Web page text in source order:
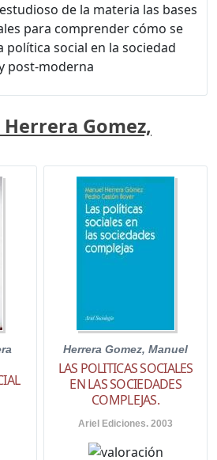
de la materia las bases
para comprender cómo se
social en la sociedad
post-moderna
Herrera Gomez,
Herrera Gomez, Manuel
LAS POLITICAS SOCIALES
EN LAS SOCIEDADES
COMPLEJAS.
Ariel Ediciones. 2003